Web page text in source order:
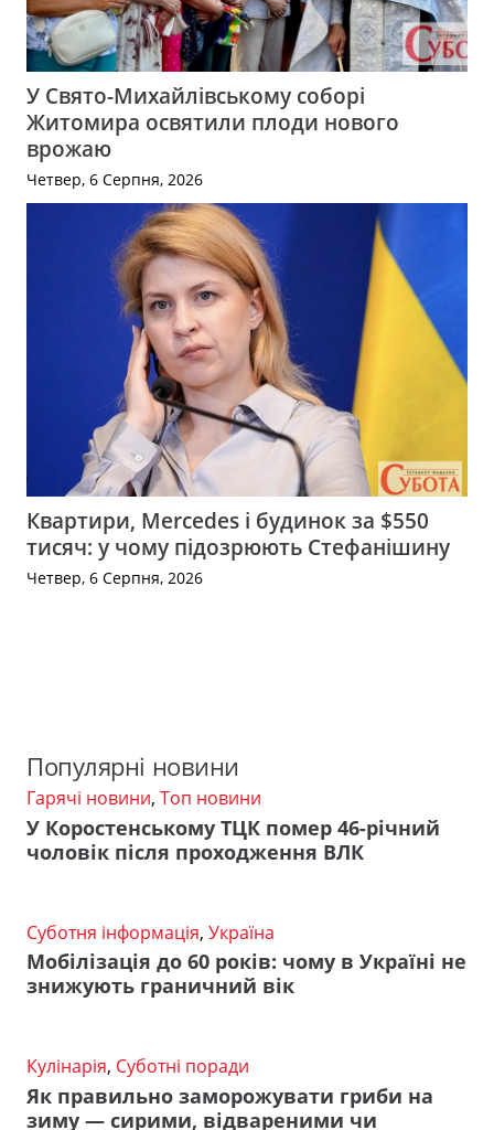
У Свято-Михайлівському соборі
Житомира освятили плоди нового
врожаю
Четвер, 6 Серпня, 2026
Квартири, Mercedes і будинок за $550
тисяч: у чому підозрюють Стефанішину
Четвер, 6 Серпня, 2026
Популярні новини
Гарячі новини, Топ новини
У Коростенському ТЦК помер 46-річний
чоловік після проходження ВЛК
Суботня інформація, Україна
Мобілізація до 60 років: чому в Україні не
знижують граничний вік
Кулінарія, Суботні поради
Як правильно заморожувати гриби на
зиму — сирими, відвареними чи